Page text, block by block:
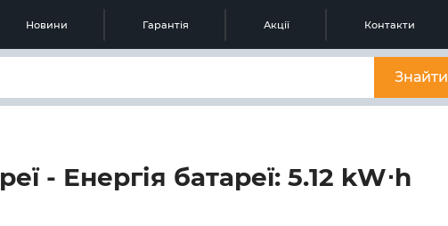
Новини Гарантія Акції Контакти
Знайти
- Енергія батареї: 5.12 kW⋅h